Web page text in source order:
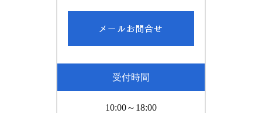
受付時間
10:00～18:00